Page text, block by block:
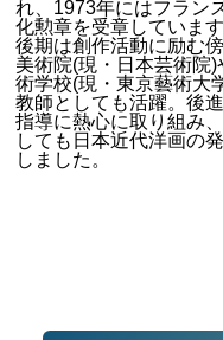
れ、1973年にはフラン
化勲章を受章しています
後期は創作活動に励む
美術院(現・日本芸術院)
術学校(現・東京藝術大
教師としても活躍。後
指導に熱心に取り組み
しても日本近代洋画の
しました。